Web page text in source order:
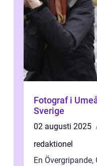
Fotograf i
Sverige
02 augusti 2025
redaktionel
En